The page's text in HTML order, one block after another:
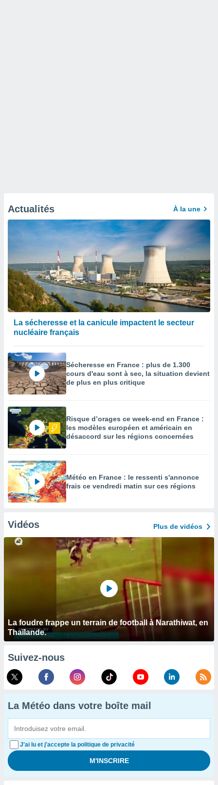
Actualités À la une
La sécheresse et la canicule impactent le secteur
nucléaire français
Sécheresse en France : plus de 1.300
cours d'eau sont à sec, la situation devient
de plus en plus critique
Risque d’orages ce week-end en France :
les modèles européen et américain en
désaccord sur les régions concernées
Météo en France : le ressenti s'annonce
frais ce vendredi matin sur ces régions
Vidéos Plus de vidéos
La foudre frappe un terrain de football à Narathiwat, en
Thaïlande.
Suivez-nous
La Météo dans votre boîte mail
J'ai lu et j'accepte la politique de privacité